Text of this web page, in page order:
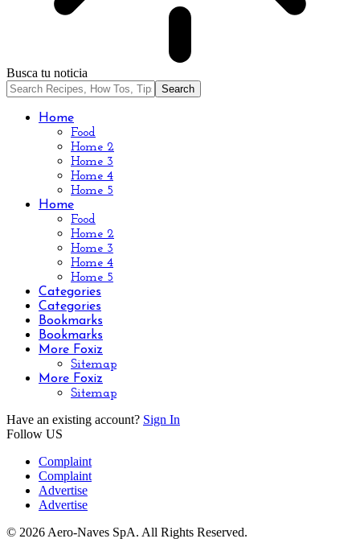
Busca tu noticia
Home
Food
Home 2
Home 3
Home 4
Home 5
Home
Food
Home 2
Home 3
Home 4
Home 5
Categories
Categories
Bookmarks
Bookmarks
More Foxiz
Sitemap
More Foxiz
Sitemap
Have an existing account? Sign In
Follow US
Complaint
Complaint
Advertise
Advertise
© 2026 Aero-Naves SpA. All Rights Reserved.